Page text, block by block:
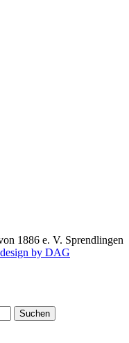
1886 e. V. Sprendlingen
by DAG
Suchen